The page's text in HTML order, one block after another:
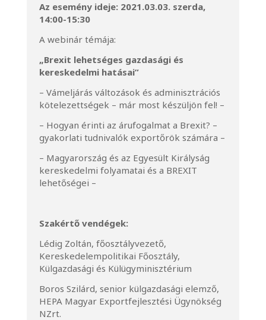
Az esemény ideje: 2021.03.03. szerda,
14:00-15:30
A webinár témája:
„Brexit lehetséges gazdasági és
kereskedelmi hatásai”
– Vámeljárás változások és adminisztrációs
kötelezettségek – már most készüljön fel! –
– Hogyan érinti az árufogalmat a Brexit? –
gyakorlati tudnivalók exportőrök számára –
– Magyarország és az Egyesült Királyság
kereskedelmi folyamatai és a BREXIT
lehetőségei –
Szakértő vendégek:
Lédig Zoltán, főosztályvezető,
Kereskedelempolitikai Főosztály,
Külgazdasági és Külügyminisztérium
Boros Szilárd, senior külgazdasági elemző,
HEPA Magyar Exportfejlesztési Ügynökség
NZrt.